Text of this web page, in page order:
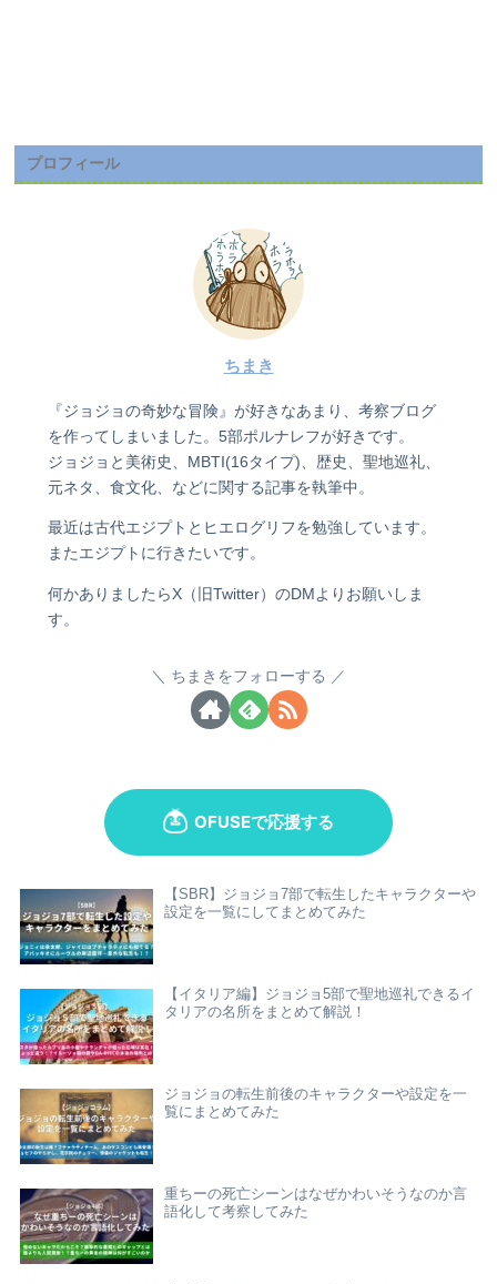
プロフィール
ちまき
『ジョジョの奇妙な冒険』が好きなあまり、考察ブログ
を作ってしまいました。5部ポルナレフが好きです。
ジョジョと美術史、MBTI(16タイプ)、歴史、聖地巡礼、
元ネタ、食文化、などに関する記事を執筆中。
最近は古代エジプトとヒエログリフを勉強しています。
またエジプトに行きたいです。
何かありましたらX（旧Twitter）のDMよりお願いしま
す。
ちまきをフォローする
【SBR】ジョジョ7部で転生したキャラクターや
設定を一覧にしてまとめてみた
【イタリア編】ジョジョ5部で聖地巡礼できるイ
タリアの名所をまとめて解説！
ジョジョの転生前後のキャラクターや設定を一
覧にまとめてみた
重ちーの死亡シーンはなぜかわいそうなのか言
語化して考察してみた